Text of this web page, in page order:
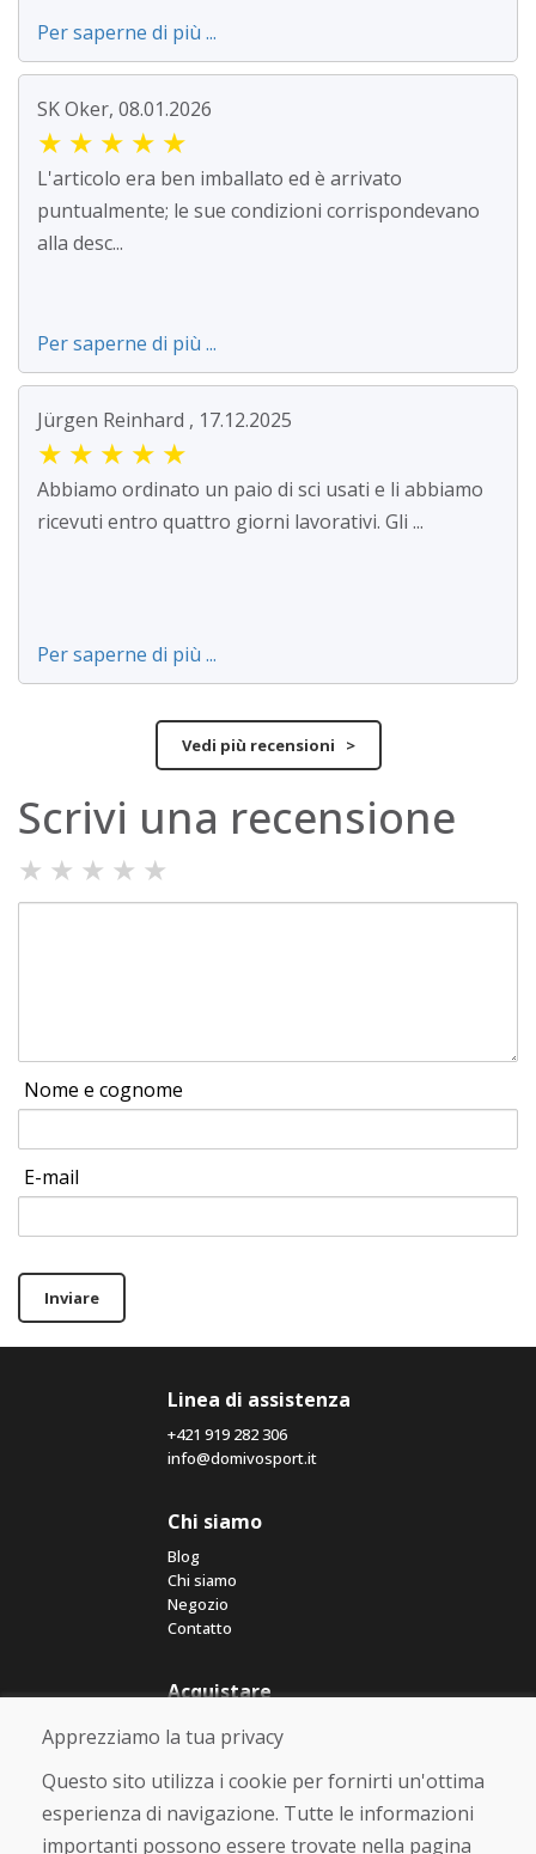
Per saperne di più ...
SK Oker, 08.01.2026
★ ★ ★ ★ ★
L'articolo era ben imballato ed è arrivato
puntualmente; le sue condizioni corrispondevano
alla desc...
Per saperne di più ...
Jürgen Reinhard , 17.12.2025
★ ★ ★ ★ ★
Abbiamo ordinato un paio di sci usati e li abbiamo
ricevuti entro quattro giorni lavorativi. Gli ...
Per saperne di più ...
Vedi più recensioni >
Scrivi una recensione
★ ★ ★ ★ ★
Nome e cognome
E-mail
Inviare
Linea di assistenza
+421 919 282 306
info@domivosport.it
Chi siamo
Blog
Chi siamo
Negozio
Contatto
Acquistare
Negozio online
Termini e condizioni commerciali
Spedizione e pagamento
Reso e cambio merce
Protezione dei dati personali
Apprezziamo la tua privacy
Questo sito utilizza i cookie per fornirti un'ottima
esperienza di navigazione. Tutte le informazioni
importanti possono essere trovate nella pagina